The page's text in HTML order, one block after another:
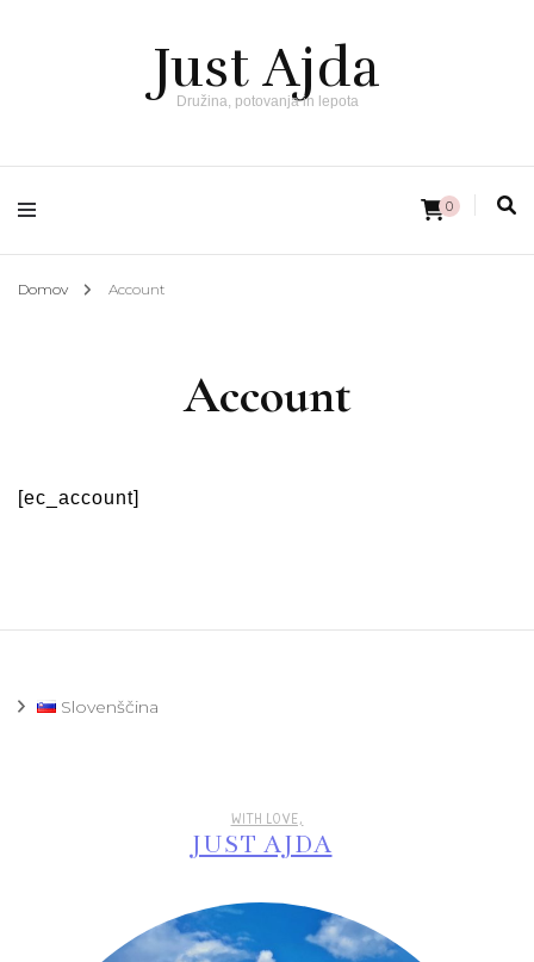
Just Ajda
Družina, potovanja in lepota
0
Domov Account
Account
[ec_account]
Slovenščina
WITH LOVE,
JUST AJDA